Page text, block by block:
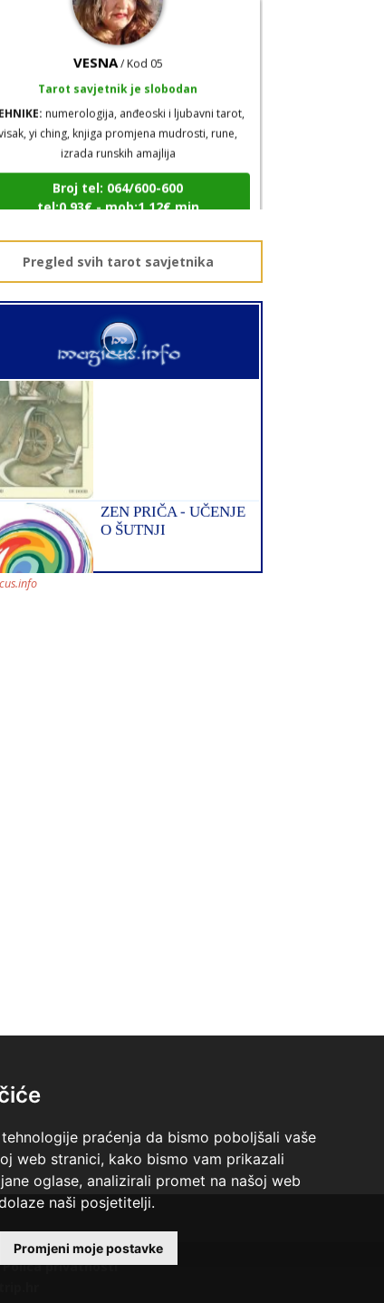
praćenja da bismo poboljšali vaše
web stranici, kako bismo vam prikazali
oglase, analizirali promet na našoj web
naši posjetitelji.
Promjeni moje postavke
VESNA/ Kod 05
numerologija, anđeoski i ljubavni tarot,
visak, yi ching, knjiga promjena mudrosti, rune,
izrada runskih amajlija
Broj tel: 064/600-600
tel:0,93€ - mob:1,12€ min
ANTONELA/ Kod 117
Tarot savjetnik je zauzet
TEHNIKE:
Broj tel: 064/600-600
tel:0,93€ - mob:1,12€ min
Pregled svih tarot savjetnika
Polica privatnosti